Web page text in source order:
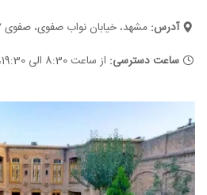
آدرس: مشهد،‌ خیابان نواب صفوی،‌ صفوی ۷
ساعت دسترسی: از ساعت 8:30 الی 19:30، همه‌روزه